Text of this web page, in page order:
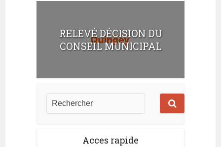
RELEVÉ DÉCISION DU
CONSEIL MUNICIPAL
Acces rapide